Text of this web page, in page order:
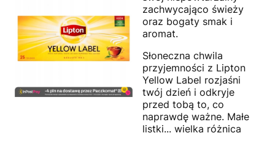
zachwycająco świeży
oraz bogaty smak i
aromat.
Słoneczna chwila
przyjemności z Lipton
Yellow Label rozjaśni
twój dzień i odkryje
przed tobą to, co
naprawdę ważne. Małe
listki... wielka różnica